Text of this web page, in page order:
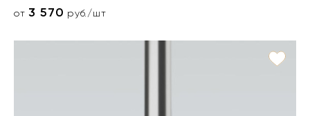
от3 570 руб./шт